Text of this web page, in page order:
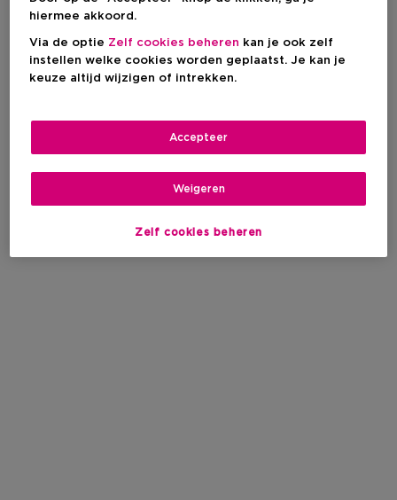
hiermee akkoord.
Via de optie Zelf cookies beheren kan je ook zelf
instellen welke cookies worden geplaatst. Je kan je
keuze altijd wijzigen of intrekken.
Zelf cookies beheren
Weigeren
Accepteer